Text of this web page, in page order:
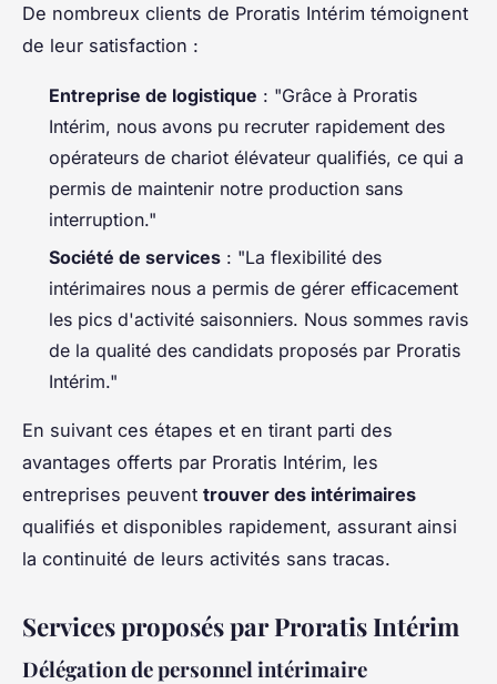
De nombreux clients de Proratis Intérim témoignent
de leur satisfaction :
Entreprise de logistique : "Grâce à Proratis
Intérim, nous avons pu recruter rapidement des
opérateurs de chariot élévateur qualifiés, ce qui a
permis de maintenir notre production sans
interruption."
Société de services : "La flexibilité des
intérimaires nous a permis de gérer efficacement
les pics d'activité saisonniers. Nous sommes ravis
de la qualité des candidats proposés par Proratis
Intérim."
En suivant ces étapes et en tirant parti des
avantages offerts par Proratis Intérim, les
entreprises peuvent trouver des intérimaires
qualifiés et disponibles rapidement, assurant ainsi
la continuité de leurs activités sans tracas.
Services proposés par Proratis Intérim
Délégation de personnel intérimaire